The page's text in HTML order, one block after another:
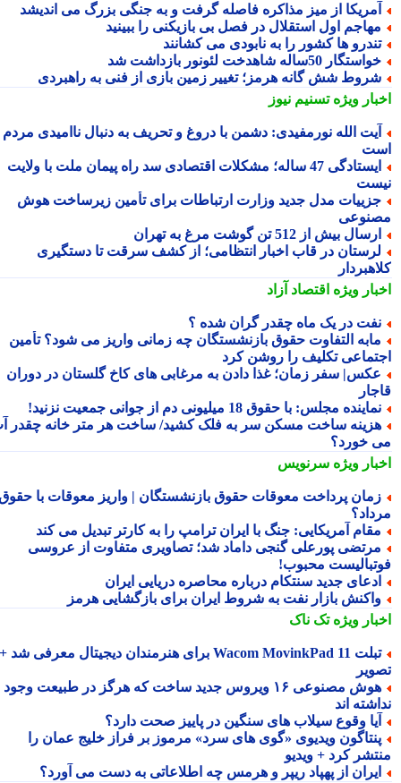
از میز مذاکره فاصله گرفت و به جنگی بزرگ می اندیشد
اول استقلال در فصل بی بازیکنی را ببینید
ها کشور را به نابودی می کشانند
50ساله شاهدخت لئونور بازداشت شد
شش گانه هرمز؛ تغییر زمین بازی از فنی به راهبردی
ویژهتسنیم نیوز
الله نورمفیدی: دشمن با دروغ و تحریف به دنبال ناامیدی مردم
ایستادگی 47 ساله؛ مشکلات اقتصادی سد راه پیمان ملت با ولایت
مدل جدید وزارت ارتباطات برای تأمین زیرساخت هوش
بیش از 512 تن گوشت مرغ به تهران
در قاب اخبار انتظامی؛ از کشف سرقت تا دستگیری
ویژهاقتصاد آزاد
در یک ماه چقدر گران شده ؟
التفاوت حقوق بازنشستگان چه زمانی واریز می شود؟ تأمین
تکلیف را روشن کرد
سفر زمان؛ غذا دادن به مرغابی های کاخ گلستان در دوران
مجلس: با حقوق 18 میلیونی دم از جوانی جمعیت نزنید!
ساخت مسکن سر به فلک کشید/ ساخت هر متر خانه چقدر آب
خورد؟
ویژهسرنویس
پرداخت معوقات حقوق بازنشستگان | واریز معوقات با حقوق
آمریکایی: جنگ با ایران ترامپ را به کارتر تبدیل می کند
پورعلی گنجی داماد شد؛ تصاویری متفاوت از عروسی
محبوب!
جدید سنتکام درباره محاصره دریایی ایران
بازار نفت به شروط ایران برای بازگشایی هرمز
ویژهتک ناک
تبلت Wacom MovinkPad 11 برای هنرمندان دیجیتال معرفی شد +
هوش مصنوعی ۱۶ ویروس جدید ساخت که هرگز در طبیعت وجود
اند
وقوع سیلاب های سنگین در پاییز صحت دارد؟
ویدیوی «گوی های سرد» مرموز بر فراز خلیج عمان را
کرد + ویدیو
از پهپاد ریپر و هرمس چه اطلاعاتی به دست می آورد؟